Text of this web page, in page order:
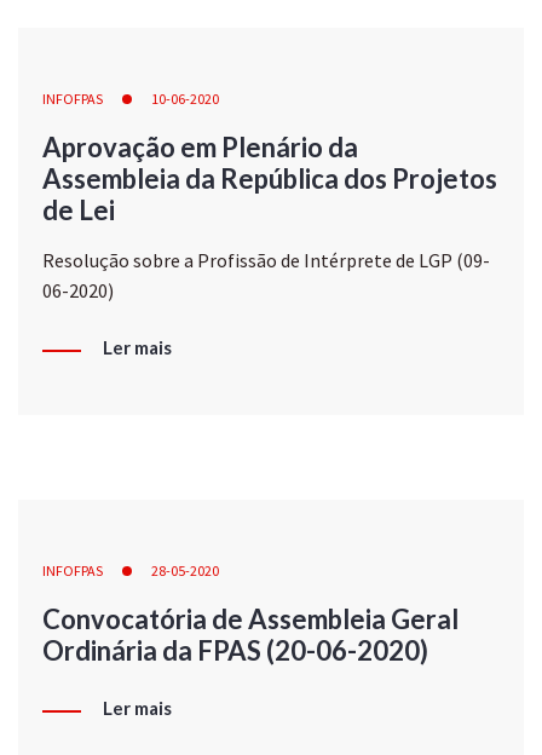
INFOFPAS 10-06-2020
Aprovação em Plenário da
Assembleia da República dos Projetos
de Lei
Resolução sobre a Profissão de Intérprete de LGP (09-
06-2020)
Ler mais
INFOFPAS 28-05-2020
Convocatória de Assembleia Geral
Ordinária da FPAS (20-06-2020)
Ler mais